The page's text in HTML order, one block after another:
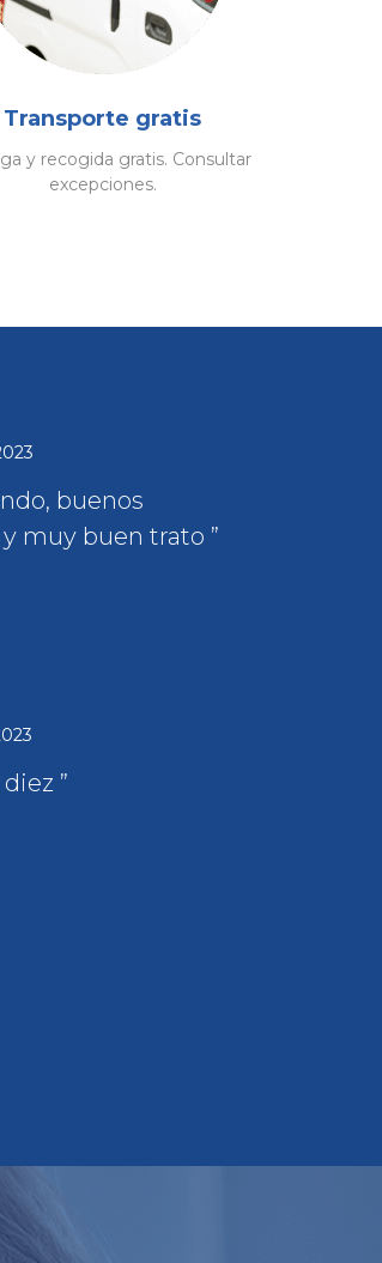
Transporte gratis
y recogida gratis. Consultar
excepciones.
muy buen trato
diez